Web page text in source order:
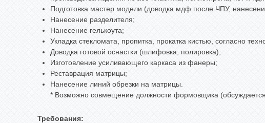
Подготовка мастер модели (доводка мдф после ЧПУ,
Нанесение разделителя;
Нанесение гелькоута;
Укладка стекломата, пропитка, прокатка кистью, согласно
Доводка готовой оснастки (шлифовка, полировка);
Изготовление усиливающего каркаса из фанеры;
Реставрация матрицы;
Нанесение линий обрезки на матрицы.
* Возможно совмещение должности формовщика
Требования: